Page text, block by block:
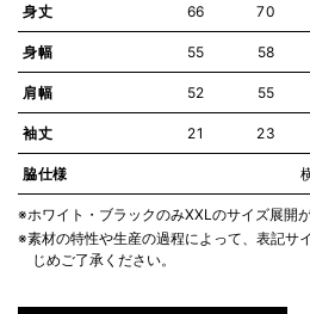
身丈 66 70
身幅 55 58
肩幅 52 55
袖丈 21 23
脇仕様
※ホワイト・ブラックのみXXLのサイズ展開が
※素材の特性や生産の過程によって、表記サ
じめご了承ください。